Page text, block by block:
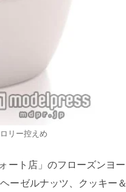
リー控えめ
ート店」のフローズンヨ
ーゼルナッツ、クッキー